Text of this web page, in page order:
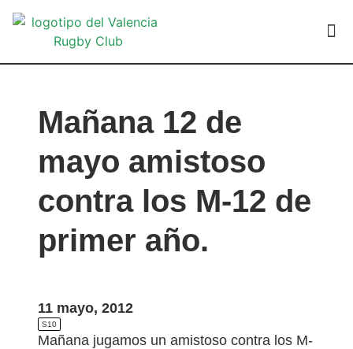
Mañana 12 de
mayo amistoso
contra los M-12 de
primer año.
11 mayo, 2012
S10
Mañana jugamos un amistoso contra los M-